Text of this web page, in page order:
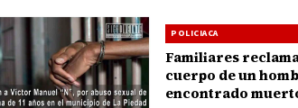
POLICIACA
Familiares
cuerpo de un
encontrado